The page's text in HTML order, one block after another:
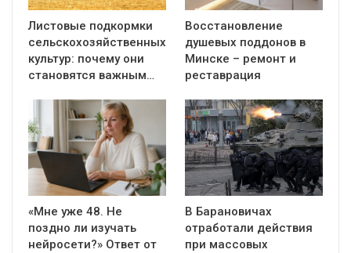
Листовые подкормки
сельскохозяйственных
культур: почему они
становятся важным…
Восстановление
душевых поддонов в
Минске – ремонт и
реставрация
«Мне уже 48. Не
поздно ли изучать
нейросети?» Ответ от
В Барановичах
отработали действия
при массовых